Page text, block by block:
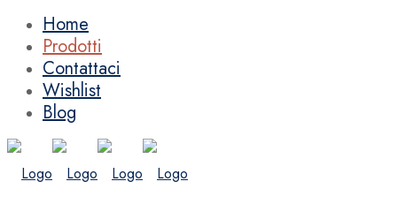
Home
Prodotti
Contattaci
Wishlist
Blog